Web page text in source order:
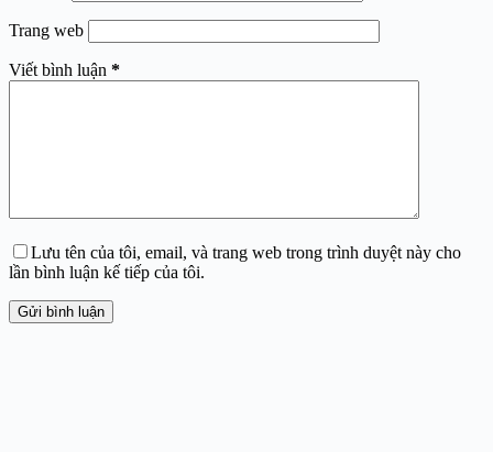
Trang web
Viết bình luận *
Lưu tên của tôi, email, và trang web trong trình duyệt này cho
lần bình luận kế tiếp của tôi.
Gửi bình luận